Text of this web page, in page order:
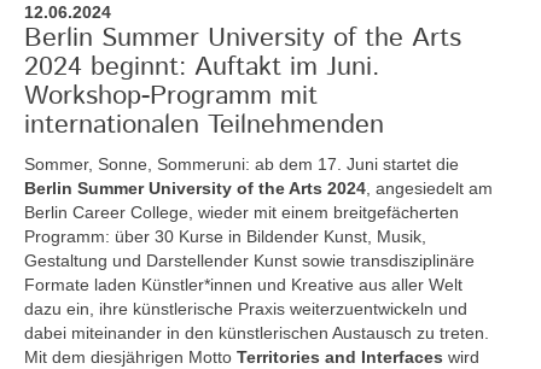
12.06.2024
Berlin Summer University of the Arts
2024 beginnt: Auftakt im Juni.
Workshop-Programm mit
internationalen Teilnehmenden
Sommer, Sonne, Sommeruni: ab dem 17. Juni startet die
Berlin Summer University of the Arts 2024 , angesiedelt am
Berlin Career College, wieder mit einem breitgefächerten
Programm: über 30 Kurse in Bildender Kunst, Musik,
Gestaltung und Darstellender Kunst sowie transdisziplinäre
Formate laden Künstler*innen und Kreative aus aller Welt
dazu ein, ihre künstlerische Praxis weiterzuentwickeln und
dabei miteinander in den künstlerischen Austausch zu treten.
Mit dem diesjährigen Motto Territories and Interfaces wird